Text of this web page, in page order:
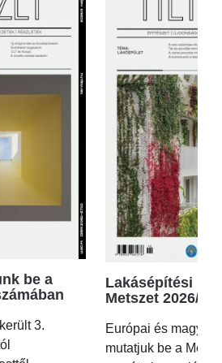
be a
3.
Lakásépítési
Metszet 2026/2.
Európai és magyar
mutatjuk be a